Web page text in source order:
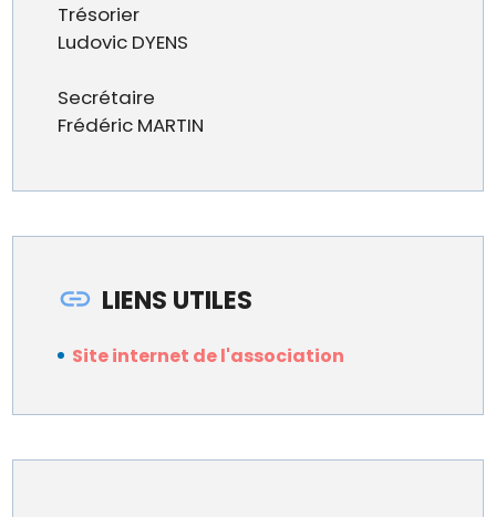
Trésorier
Ludovic DYENS
Secrétaire
Frédéric MARTIN
LIENS UTILES
Site internet de l'association